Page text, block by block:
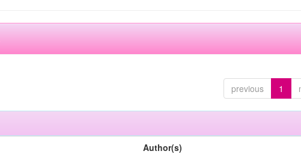
previous 1
Author(s)